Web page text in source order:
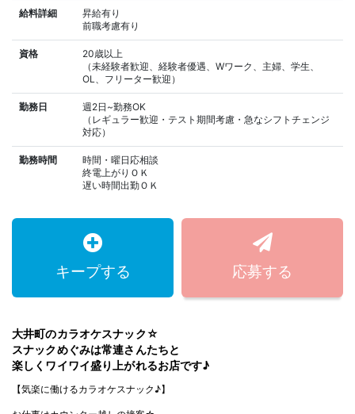
給料詳細
昇給有り
前職考慮有り
資格
20歳以上
（未経験者歓迎、経験者優遇、Wワーク、主婦、学生、
OL、フリーター歓迎）
勤務日
週2日~勤務OK
（レギュラー歓迎・テスト期間考慮・急なシフトチェンジ
対応）
勤務時間
時間・曜日応相談
終電上がりＯＫ
遅い時間出勤ＯＫ
キープする 応募する
大井町のカラオケスナック☆
スナックめぐみは常連さんたちと
楽しくワイワイ盛り上がれるお店です♪
【気楽に働けるカラオケスナック♪】